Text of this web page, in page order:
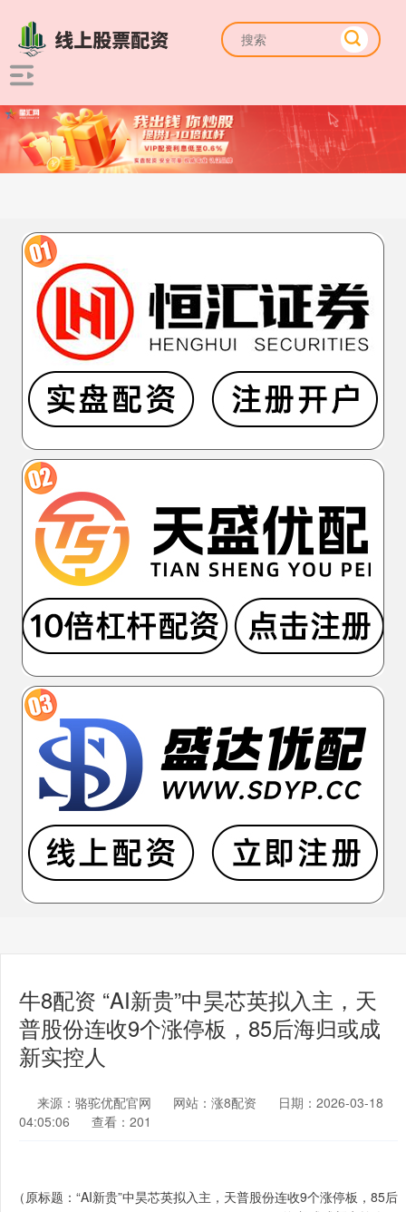
牛8配资 “AI新贵”中昊芯英拟入主，天
普股份连收9个涨停板，85后海归或成
新实控人
来源：骆驼优配官网 网站：涨8配资
日期：2026-03-18
04:05:06
查看：201
（原标题：“AI新贵”中昊芯英拟入主，天普股份连收9个涨停板，85后